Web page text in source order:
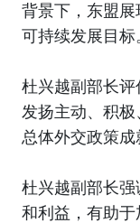
背景下，东盟
可持续发展目标
杜兴越副部长
发扬主动、积
总体外交政策成
杜兴越副部长
和利益，有助于